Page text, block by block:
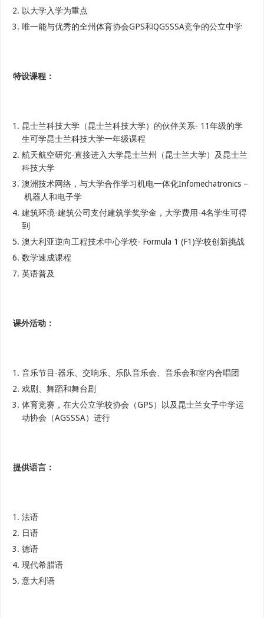
以大学入学为重点
唯一能与优秀的全州体育协会GPS和QGSSSA竞争的公立中学
特设课程 ：
昆士兰科技大学（昆士兰科技大学）的伙伴关系- 11年级的学
生可学昆士兰科技大学一年级课程
航天航空研究-直接进入大学昆士兰州（昆士兰大学）及昆士兰
科技大学
澳洲技术网络，与大学合作学习机电一体化Infomechatronics –
机器人和电子学
建筑环境-建筑公司支付建筑学奖学金，大学费用-4名学生可得
到
澳大利亚逆向工程技术中心学校- Formula 1 (F1)学校创新挑战
数学速成课程
英语普及
课外活动 ：
音乐节目-器乐、交响乐、乐队音乐会、音乐会和室内合唱团
戏剧、舞蹈和舞台剧
体育竞赛，在大公立学校协会（GPS）以及昆士兰女子中学运
动协会（AGSSSA）进行
提供语言 ：
法语
日语
德语
现代希腊语
意大利语